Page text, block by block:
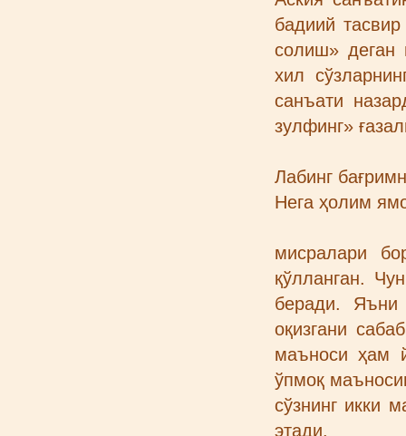
бадиий
солиш» деган
хил
санъати
зулфинг»
Лабинг
Нега ҳолим
мисралари
қўлланган.
беради. Яъни
оқизгани
маъноси ҳам
ўпмоқ
сўзнинг икки
этади.